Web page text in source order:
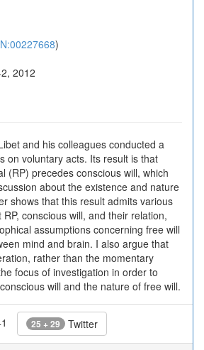
)
2012
and his colleagues conducted a
on voluntary acts. Its result is that
(RP) precedes conscious will, which
about the existence and nature
shows that this result admits various
conscious will, and their relation,
assumptions concerning free will
mind and brain. I also argue that
rather than the momentary
focus of investigation in order to
will and the nature of free will.
25 + 29 Twitter